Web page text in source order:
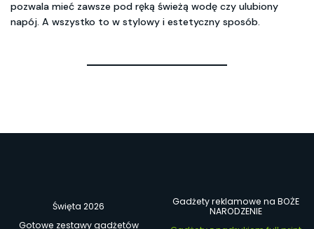
pozwala mieć zawsze pod ręką świeżą wodę czy ulubiony
napój. A wszystko to w stylowy i estetyczny sposób.
Święta 2026
Gadżety reklamowe na BOŻE
NARODZENIE
Gotowe zestawy gadżetów